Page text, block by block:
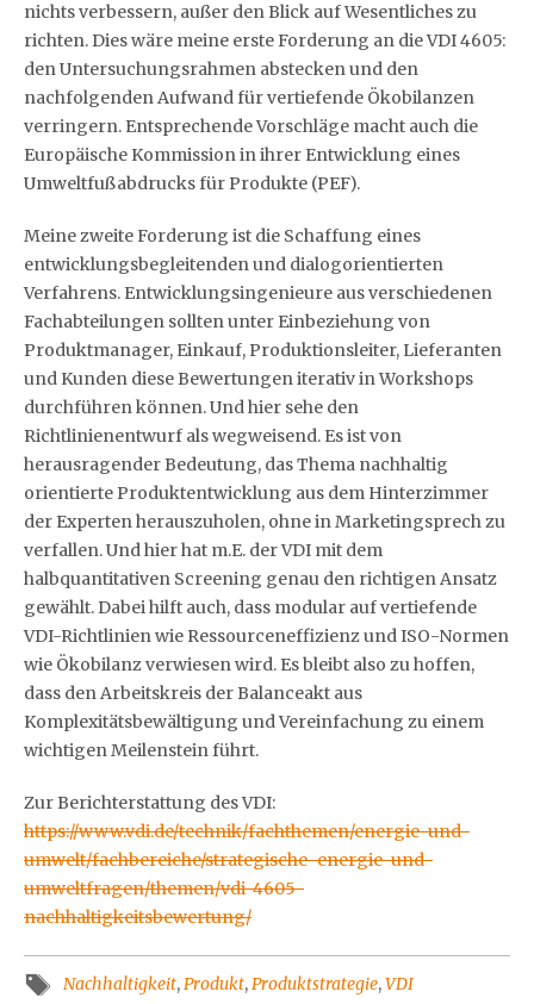
nichts verbessern, außer den Blick auf Wesentliches zu
richten. Dies wäre meine erste Forderung an die VDI 4605:
den Untersuchungsrahmen abstecken und den
nachfolgenden Aufwand für vertiefende Ökobilanzen
verringern. Entsprechende Vorschläge macht auch die
Europäische Kommission in ihrer Entwicklung eines
Umweltfußabdrucks für Produkte (PEF).
Meine zweite Forderung ist die Schaffung eines
entwicklungsbegleitenden und dialogorientierten
Verfahrens. Entwicklungsingenieure aus verschiedenen
Fachabteilungen sollten unter Einbeziehung von
Produktmanager, Einkauf, Produktionsleiter, Lieferanten
und Kunden diese Bewertungen iterativ in Workshops
durchführen können. Und hier sehe den
Richtlinienentwurf als wegweisend. Es ist von
herausragender Bedeutung, das Thema nachhaltig
orientierte Produktentwicklung aus dem Hinterzimmer
der Experten herauszuholen, ohne in Marketingsprech zu
verfallen. Und hier hat m.E. der VDI mit dem
halbquantitativen Screening genau den richtigen Ansatz
gewählt. Dabei hilft auch, dass modular auf vertiefende
VDI-Richtlinien wie Ressourceneffizienz und ISO-Normen
wie Ökobilanz verwiesen wird. Es bleibt also zu hoffen,
dass den Arbeitskreis der Balanceakt aus
Komplexitätsbewältigung und Vereinfachung zu einem
wichtigen Meilenstein führt.
Zur Berichterstattung des VDI:
https://www.vdi.de/technik/fachthemen/energie-und-
umwelt/fachbereiche/strategische-energie-und-
umweltfragen/themen/vdi-4605-
nachhaltigkeitsbewertung/
Nachhaltigkeit,Produkt,Produktstrategie,VDI